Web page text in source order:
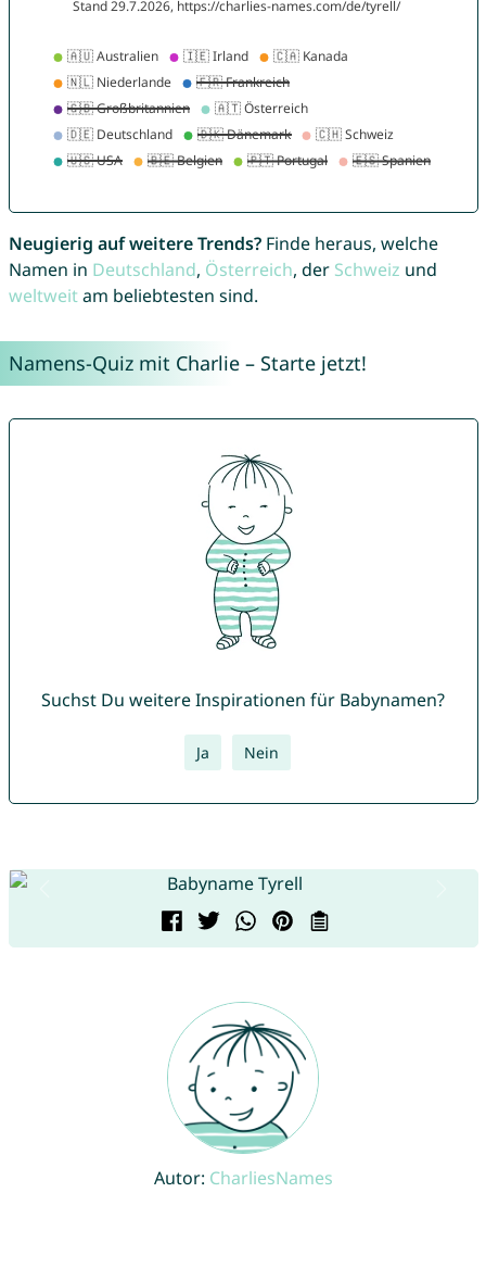
Neugierig auf weitere Trends?Finde heraus, welche
Namen in Deutschland, Österreich, der Schweiz und
weltweitam beliebtesten sind.
Namens-Quiz mit Charlie – Starte jetzt!
Suchst Du weitere Inspirationen für Babynamen?
Ja Nein
Autor: CharliesNames